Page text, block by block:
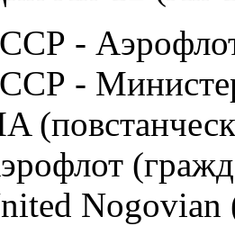
-
-
Nogovian